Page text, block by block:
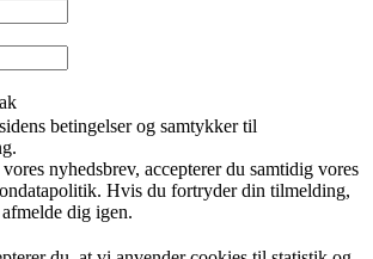
betingelser og samtykker til
nyhedsbrev, accepterer du samtidig vores
Hvis du fortryder din tilmelding,
dig igen.